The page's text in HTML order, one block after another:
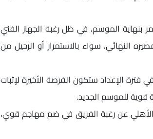
بنهاية الموسم، في ظل رغبة الجهاز الفني
سواء بالاستمرار أو الرحيل من
الإعداد ستكون الفرصة الأخيرة لإثبات
للموسم الجديد.
عن رغبة الفريق في ضم مهاجم قوي،